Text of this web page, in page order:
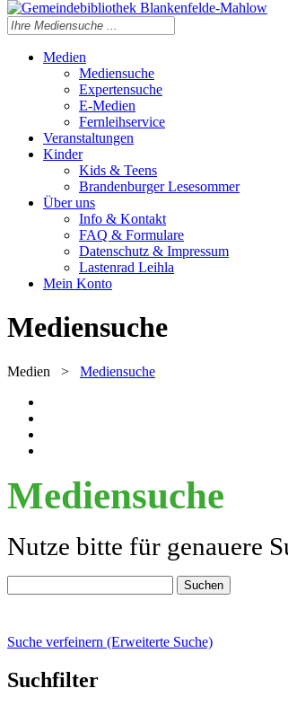
Medien
Mediensuche
Expertensuche
E-Medien
Fernleihservice
Veranstaltungen
Kinder
Kids & Teens
Brandenburger Lesesommer
Über uns
Info & Kontakt
FAQ & Formulare
Datenschutz & Impressum
Lastenrad Leihla
Mein Konto
Mediensuche
Medien > Mediensuche
Mediensuche
Nutze bitte für genauere
Suche verfeinern (Erweiterte Suche)
Suchfilter